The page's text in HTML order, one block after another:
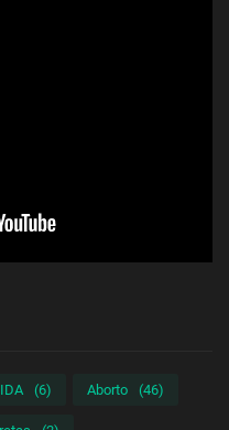
(6) Aborto (46)